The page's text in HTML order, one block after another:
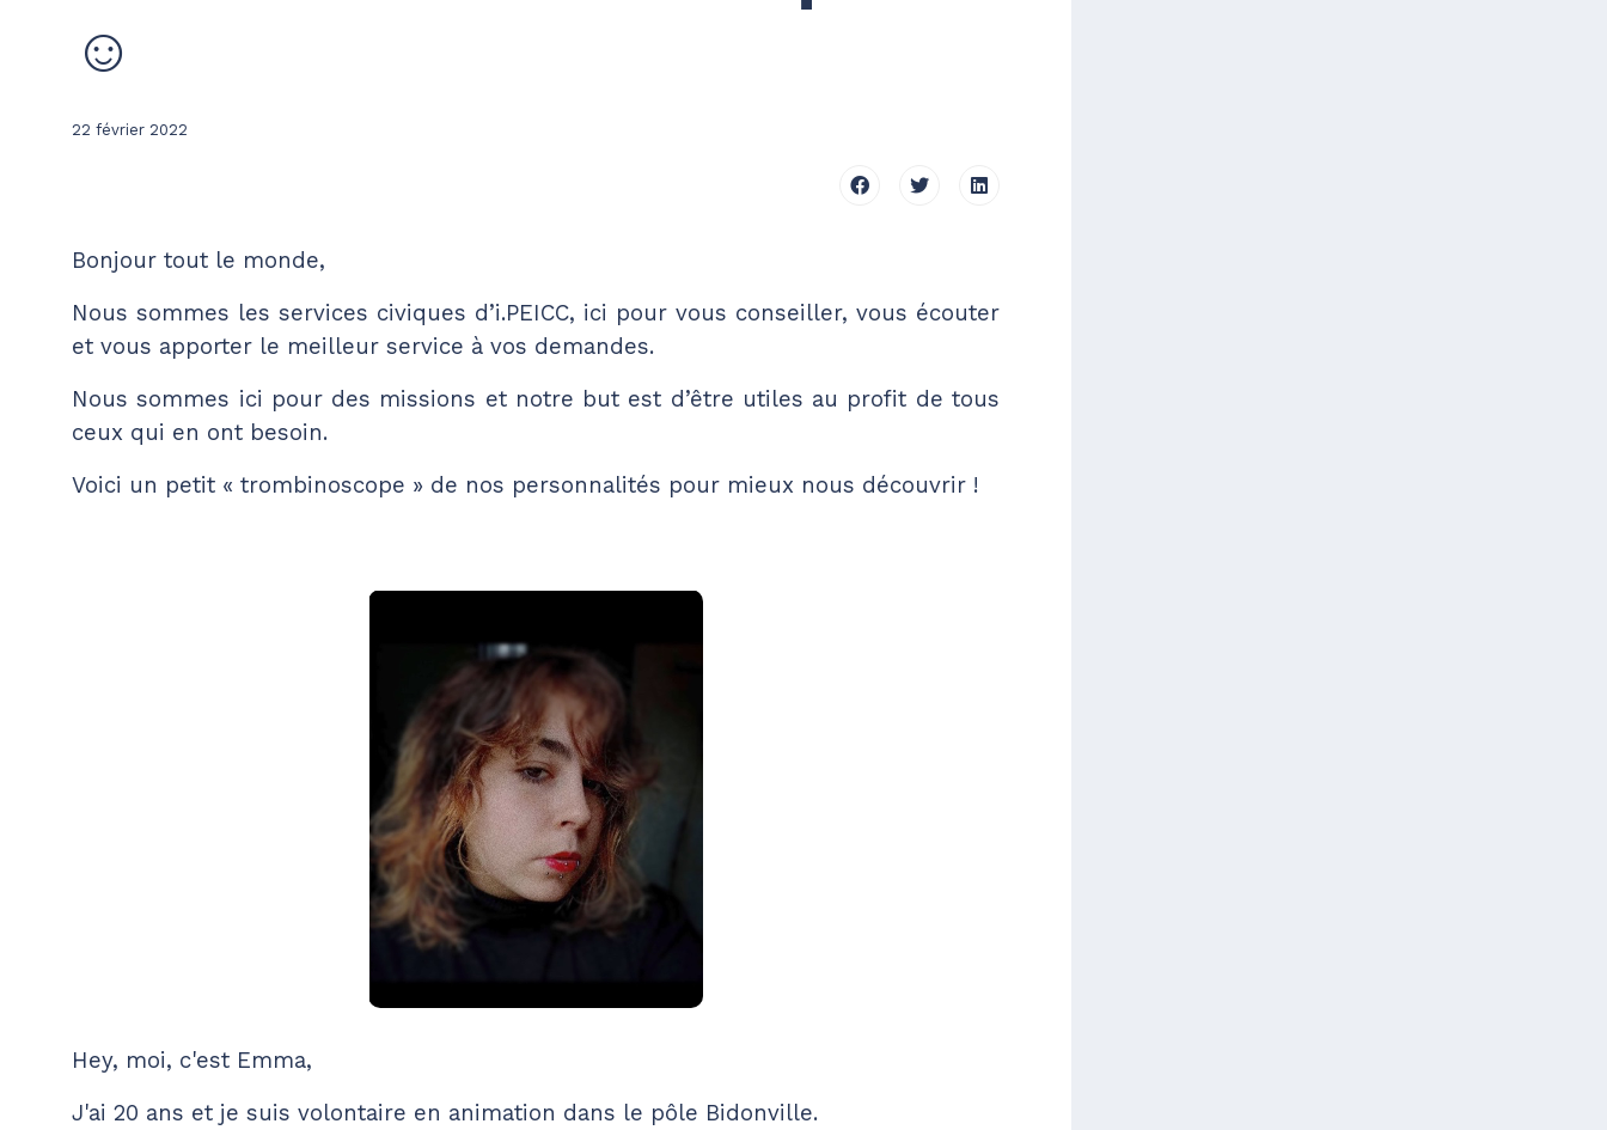
☺️
22 février 2022
Bonjour tout le monde,
Nous sommes les services civiques d’i.PEICC, ici pour vous conseiller, vous écouter
et vous apporter le meilleur service à vos demandes.
Nous sommes ici pour des missions et notre but est d’être utiles au profit de tous
ceux qui en ont besoin.
Voici un petit « trombinoscope » de nos personnalités pour mieux nous découvrir !
Hey, moi, c'est Emma,
J'ai 20 ans et je suis volontaire en animation dans le pôle Bidonville.